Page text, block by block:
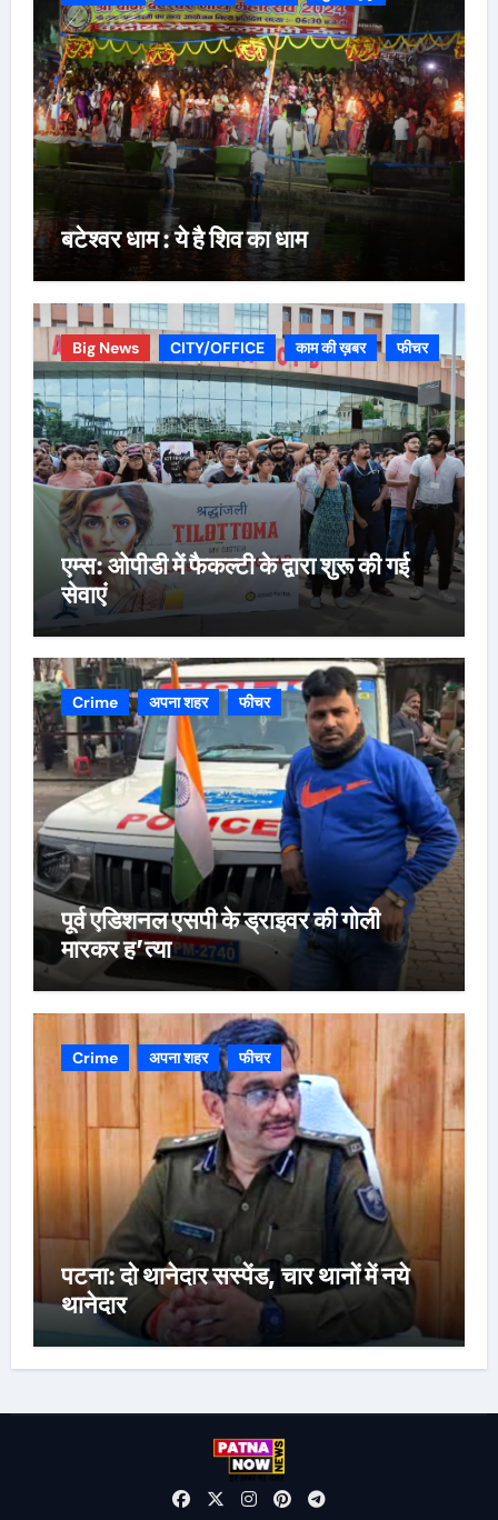
बटेश्वर धाम : ये है शिव का धाम
Big News CITY/OFFICE काम की ख़बर फीचर
एम्स: ओपीडी में फैकल्टी के द्वारा शुरू की गई
सेवाएं
Crime अपना शहर फीचर
पूर्व एडिशनल एसपी के ड्राइवर की गोली
मारकर ह’त्या
Crime अपना शहर फीचर
पटना: दो थानेदार सस्पेंड, चार थानों में नये
थानेदार